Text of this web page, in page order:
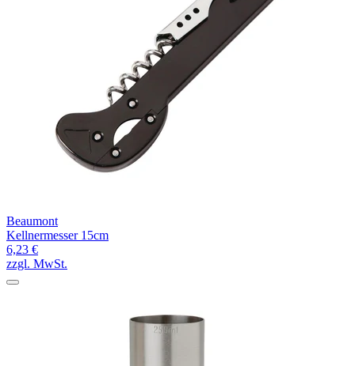
Beaumont
Kellnermesser 15cm
6,23 €
zzgl. MwSt.